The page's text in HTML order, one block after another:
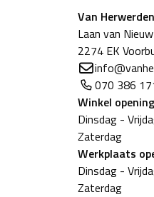
De Velcro® sluitstrips
dat de polsen voldoende
Van
Laan van
2274 EK
070 386
Winkel
Dinsdag -
Zaterdag
Werkplaats
Dinsdag -
Zaterdag